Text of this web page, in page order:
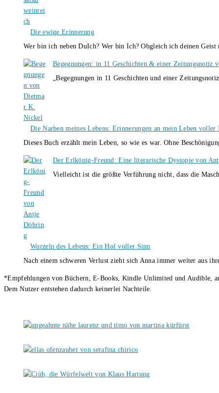
Die ewige Erinnerung
Wer bin ich neben DuIch? Wer bin Ich? Obgleich ich deinen
Begegnungen: in 11 Geschichten & einer Zeitungsnotiz
„Begegnungen in 11 Geschichten und einer
Die Narben meines Lebens: Erinnerungen an mein Leben
Dieses Buch erzählt mein Leben, so wie es war. Ohne
Der Erlkönig-Freund: Eine literarische Dystopie von
Vielleicht ist die größte Verführung nicht, dass die
Wurzeln des Lebens: Ein Hof voller Sinn
Nach einem schweren Verlust zieht sich Anna immer weiter aus
*Empfehlungen von Büchern, E-Books, Kindle Unlimited und Audible,
Dem Nutzer entstehen dadurch keinerlei Nachteile.